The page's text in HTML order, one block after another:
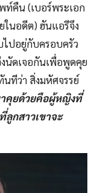
ท์คืน (เบอร์พระเอก
ในอดีต) ฮันแอรีจึง
ไปอยู่กับครอบครัว
นัดเจอกันเพื่อพูดคุย
ทีว่า สิ่งมหัศจรรย์
คุยด้วยคือผู้หญิงที่
ลูกสาวเขาจะ